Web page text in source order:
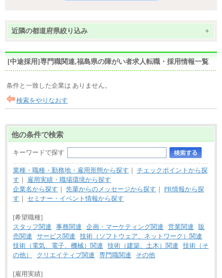
近隣の都道府県絞り込み +
[中途採用]専門職関連,福島県の障がい者求人転職・採用情報一覧
条件と一致した企業は ありません。
検索をやりなおす
他の条件で検索
キーワードで探す
業種・職種・勤務地・雇用形態から探す ｜ チェックポイントから探
す ｜
雇用実績・職場環境から探す
企業名から探す ｜ 先輩からのメッセージから探す ｜ PR情報から探
す ｜ セミナー・イベント情報から探す
[希望職種]
スタッフ関連
事務関連 企画・マーケティング関連 営業関連
販
売関連
サービス関連
技術（ソフトウェア、ネットワーク）関連
技術（電気、電子、機械）関連
技術（建築、土木）関連
技術（そ
の他）
クリエイティブ関連 専門職関連 その他
[雇用実績]